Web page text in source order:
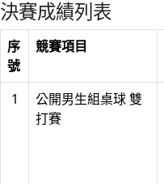
決賽成績列表
序
號
競賽項目
1
公開男生組桌球 雙
打賽